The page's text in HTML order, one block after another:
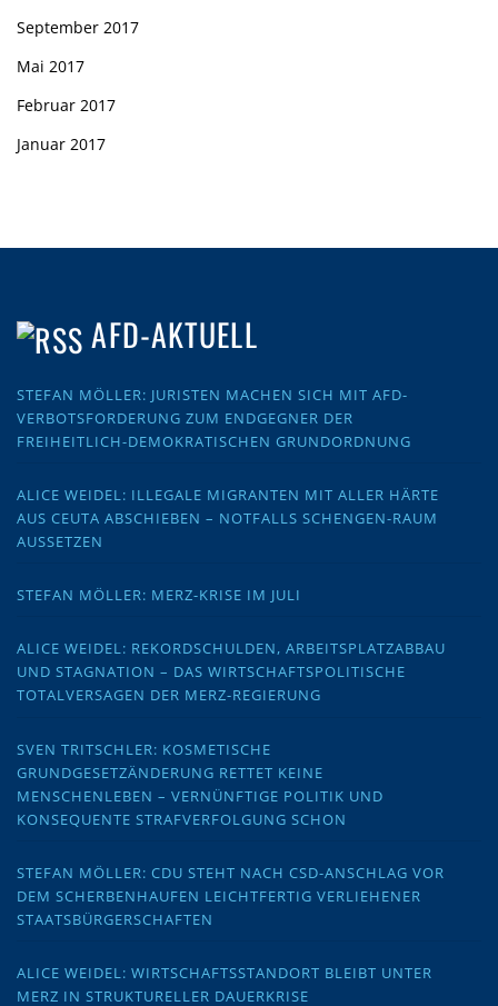
September 2017
Mai 2017
Februar 2017
Januar 2017
AFD-AKTUELL
STEFAN MÖLLER: JURISTEN MACHEN SICH MIT AFD-
VERBOTSFORDERUNG ZUM ENDGEGNER DER
FREIHEITLICH-DEMOKRATISCHEN GRUNDORDNUNG
ALICE WEIDEL: ILLEGALE MIGRANTEN MIT ALLER HÄRTE
AUS CEUTA ABSCHIEBEN – NOTFALLS SCHENGEN-RAUM
AUSSETZEN
STEFAN MÖLLER: MERZ-KRISE IM JULI
ALICE WEIDEL: REKORDSCHULDEN, ARBEITSPLATZABBAU
UND STAGNATION – DAS WIRTSCHAFTSPOLITISCHE
TOTALVERSAGEN DER MERZ-REGIERUNG
SVEN TRITSCHLER: KOSMETISCHE
GRUNDGESETZÄNDERUNG RETTET KEINE
MENSCHENLEBEN – VERNÜNFTIGE POLITIK UND
KONSEQUENTE STRAFVERFOLGUNG SCHON
STEFAN MÖLLER: CDU STEHT NACH CSD-ANSCHLAG VOR
DEM SCHERBENHAUFEN LEICHTFERTIG VERLIEHENER
STAATSBÜRGERSCHAFTEN
ALICE WEIDEL: WIRTSCHAFTSSTANDORT BLEIBT UNTER
MERZ IN STRUKTURELLER DAUERKRISE